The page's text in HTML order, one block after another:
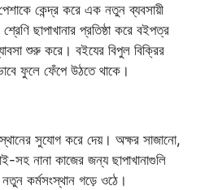
কেন্দ্র করে এক নতুন ব্যবসায়ী
ছাপাখানার প্রতিষ্ঠা করে বইপত্র
শুরু করে। বইযের বিপুল বিক্রির
ফুলে ফেঁপে উঠতে থাকে।
সুযোগ করে দেয়। অক্ষর সাজানো,
সহ নানা কাজের জন্য ছাপাখানাগুলি
কর্মসংস্থান গড়ে ওঠে।